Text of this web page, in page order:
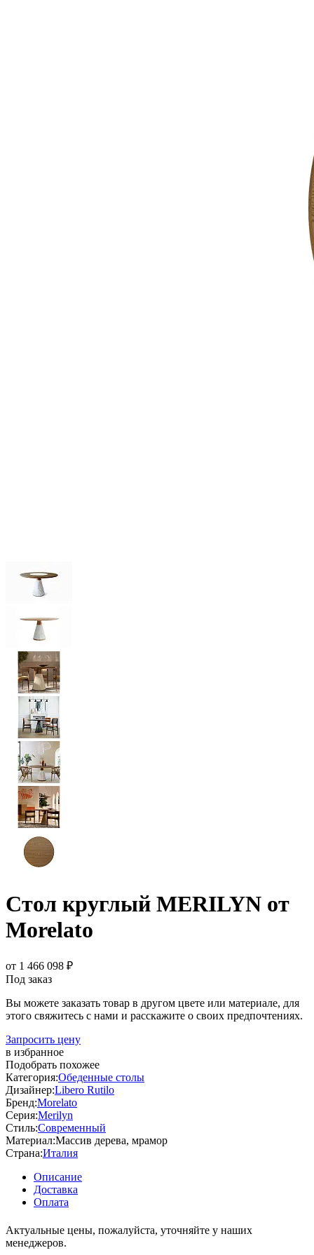
Стол круглый MERILYN от
Morelato
от 1 466 098 ₽
Под заказ
Вы можете заказать товар в другом цвете или материале, для
этого свяжитесь с нами и расскажите о своих предпочтениях.
Запросить цену
в избранное
Подобрать похожее
Категория:Обеденные столы
Дизайнер:Libero Rutilo
Бренд:Morelato
Серия:Merilyn
Стиль:Современный
Материал:Массив дерева, мрамор
Страна:Италия
Описание
Доставка
Оплата
Актуальные цены, пожалуйста, уточняйте у наших
менеджеров.